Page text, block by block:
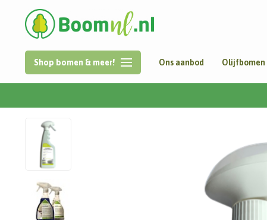
Shop bomen & meer! Ons aanbod Olijfbomen